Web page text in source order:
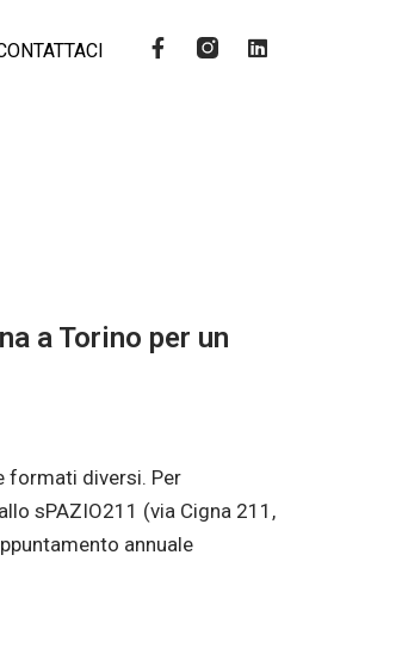
a Torino per un
formati diversi. Per
sPAZIO211 (via Cigna 211,
annuale